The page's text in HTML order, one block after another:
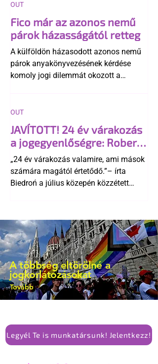
Fico már az azonos nemű
párok házasságától retteg
A külföldön házasodott azonos nemű
párok anyakönyvezésének kérdése
komoly jogi dilemmát okozott a
egyértelműen tiltja a házasságuk
elismerését. Közben az ellenzéken belül
is vita robbant ki arról, hogy vissza
kellene-e vonni a kormány konzervatív
alkotmánymódosítását
OUT
JAVÍTOTT! 24 év várakozás
a jogegyenlőségre: Robert
Biedroń megindító üzenete
a lengyel bejegyzett
élettársi kapcsolatokért
„24 év várakozás valamire, ami mások
számára magától értetődő.”– írta
Biedroń a július közepén közzétett
OUT
A többség eltörölné a
jogkorlátozásokat
Tovább
Legyél Te is munkatársunk! Jelentkezz!